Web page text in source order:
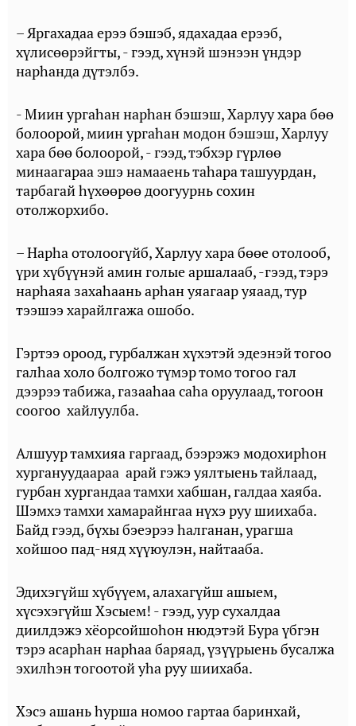
– Яргахадаа ерээ бэшэб, ядахадаа ерээб,
хүлисөөрэйгты, - гээд, хүнэй шэнээн үндэр
нарһанда дүтэлбэ.
- Миин ургаһан нарһан бэшэш, Харлуу хара бөө
болоорой, миин ургаһан модон бэшэш, Харлуу
хара бөө болоорой, - гээд, тэбхэр гүрлөө
минаагараа эшэ намааень таһара ташуурдан,
тарбагай һүхөөрөө доогуурнь сохин
отолжорхибо.
– Нарһа отолоогүйб, Харлуу хара бөөе отолооб,
үри хүбүүнэй амин голые аршалааб, -гээд, тэрэ
нарһаяа захаһаань арһан уяагаар уяаад, тур
тээшээ харайлгажа ошобо.
Гэртээ ороод, гурбалжан хүхэтэй эдеэнэй тогоо
галһаа холо болгожо түмэр томо тогоо гал
дээрээ табижа, газааһаа саһа оруулаад, тогоон
соогоо хайлуулба.
Алшуур тамхияа гаргаад, бээрэжэ модохирһон
хургануудаараа арай гэжэ уялтыень тайлаад,
гурбан хургандаа тамхи хабшан, галдаа хаяба.
Шэмхэ тамхи хамарайнгаа нүхэ руу шиихаба.
Байд гээд, бүхы бэеэрээ һалганан, урагша
хойшоо пад-няд хүүюулэн, найтааба.
Эдихэгүйш хүбүүем, алахагүйш ашыем,
хүсэхэгүйш Хэсыем! - гээд, уур сухалдаа
диилдэжэ хёорсойшоһон нюдэтэй Бура үбгэн
тэрэ асарһан нарһаа баряад, үзүүрыень бусалжа
эхилһэн тогоотой уһа руу шиихаба.
Хэсэ ашань һурша номоо гартаа баринхай,